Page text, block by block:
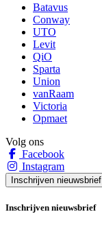
Batavus
Conway
UTO
Levit
QiO
Sparta
Union
vanRaam
Victoria
Opmaet
Volg ons
Facebook
Instagram
Inschrijven nieuwsbrief
Inschrijven nieuwsbrief